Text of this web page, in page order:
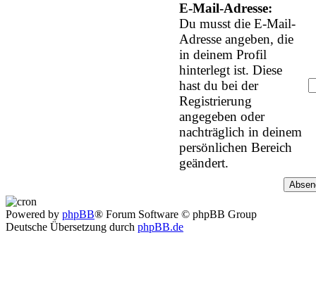
E-Mail-Adresse:
Du musst die E-Mail-
Adresse angeben, die
in deinem Profil
hinterlegt ist. Diese
hast du bei der
Registrierung
angegeben oder
nachträglich in deinem
persönlichen Bereich
geändert.
Powered by phpBB® Forum Software © phpBB Group
Deutsche Übersetzung durch phpBB.de